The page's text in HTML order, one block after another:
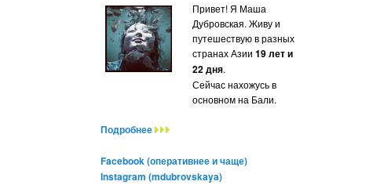
Привет! Я Маша
Дубровская. Живу и
путешествую в разных
странах Азии 19 лет и
22 дня.
Сейчас нахожусь в
основном на Бали.
Подробнее
Facebook (оперативнее и чаще)
Instagram (mdubrovskaya)